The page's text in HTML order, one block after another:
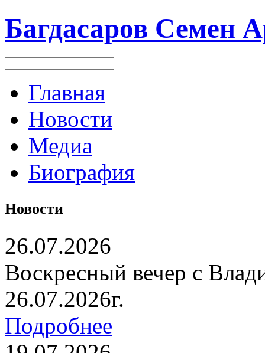
Багдасаров Семен
Главная
Новости
Медиа
Биография
Новости
26.07.2026
Воскресный вечер с
26.07.2026г.
Подробнее